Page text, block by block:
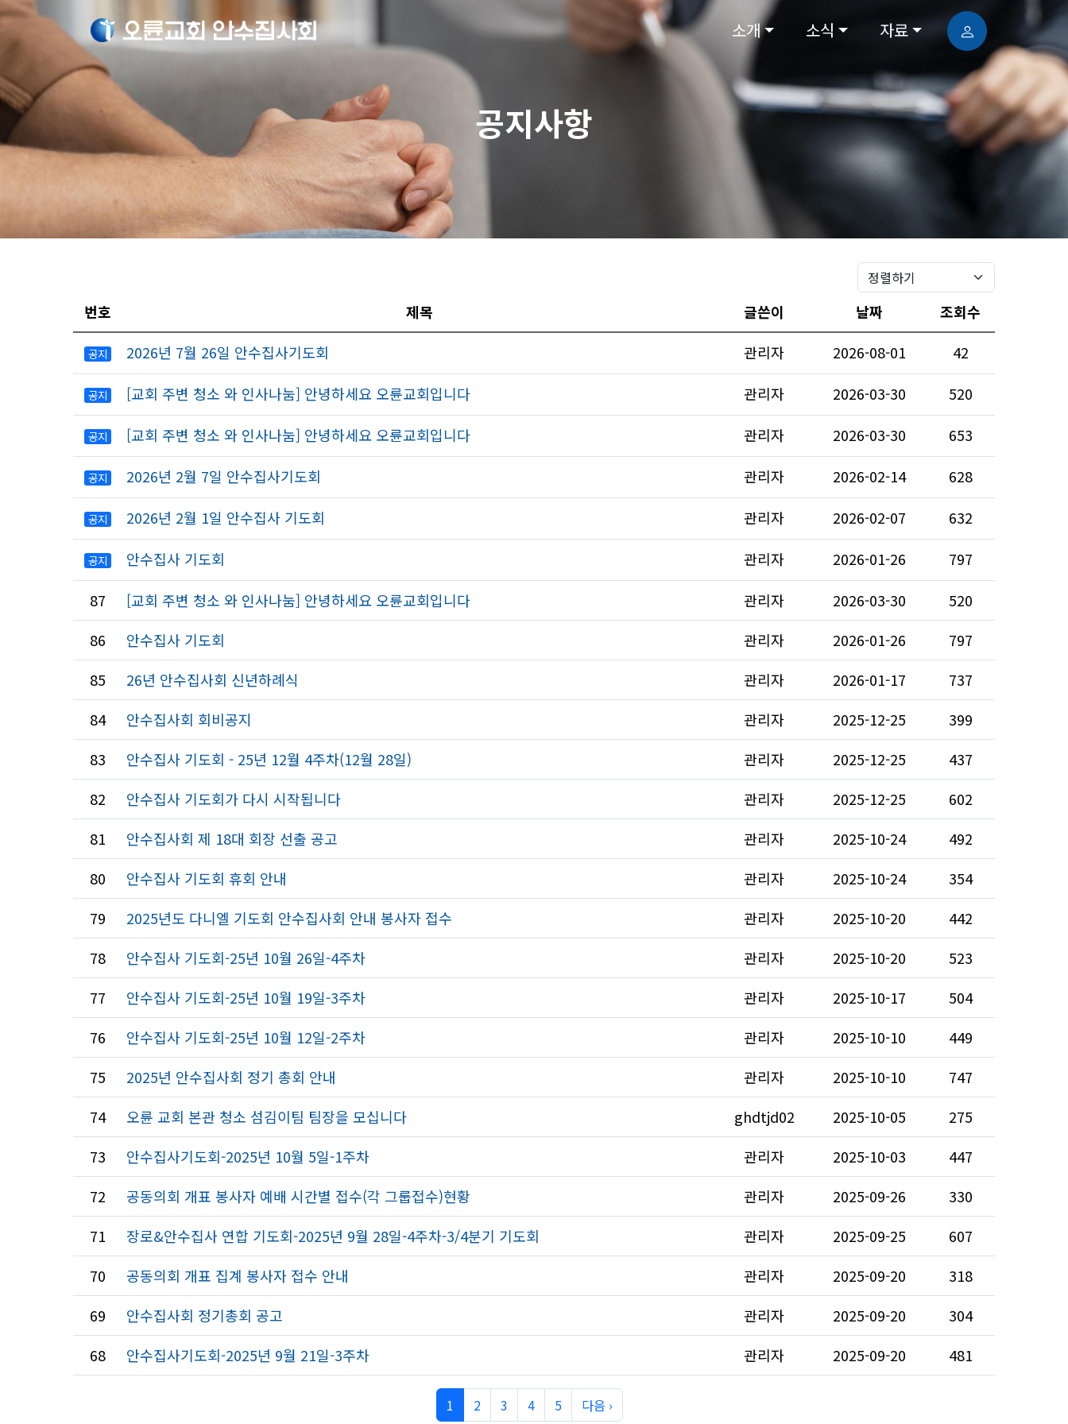
소개 소식 자료
공지사항
번호 제목 글쓴이 날짜 조회수
공지 2026년 7월 26일 안수집사기도회 관리자 2026-08-01 42
공지 [교회 주변 청소 와 인사나눔] 안녕하세요 오륜교회입니다 관리자 2026-03-30 520
공지 [교회 주변 청소 와 인사나눔] 안녕하세요 오륜교회입니다 관리자 2026-03-30 653
공지 2026년 2월 7일 안수집사기도회 관리자 2026-02-14 628
공지 2026년 2월 1일 안수집사 기도회 관리자 2026-02-07 632
공지 안수집사 기도회 관리자 2026-01-26
797
87
[교회 주변 청소 와 인사나눔] 안녕하세요 오륜교회입니다 관리자 2026-03-30
520
86
안수집사 기도회 관리자 2026-01-26
797
85
26년 안수집사회 신년하례식 관리자 2026-01-17
737
84
안수집사회 회비공지 관리자 2025-12-25
399
83
안수집사 기도회 - 25년 12월 4주차(12월 28일) 관리자 2025-12-25
437
82
안수집사 기도회가 다시 시작됩니다 관리자 2025-12-25
602
81
안수집사회 제 18대 회장 선출 공고 관리자 2025-10-24
492
80
안수집사 기도회 휴회 안내 관리자 2025-10-24
354
79
2025년도 다니엘 기도회 안수집사회 안내 봉사자 접수 관리자 2025-10-20
442
78
안수집사 기도회-25년 10월 26일-4주차 관리자 2025-10-20
523
77
안수집사 기도회-25년 10월 19일-3주차 관리자 2025-10-17
504
76
안수집사 기도회-25년 10월 12일-2주차 관리자 2025-10-10
449
75
2025년 안수집사회 정기 총회 안내 관리자 2025-10-10
747
74
오륜 교회 본관 청소 섬김이팀 팀장을 모십니다 ghdtjd02 2025-10-05
275
73
안수집사기도회-2025년 10월 5일-1주차 관리자 2025-10-03
447
72
공동의회 개표 봉사자 예배 시간별 접수(각 그룹접수)현황 관리자 2025-09-26
330
71
장로&안수집사 연합 기도회-2025년 9월 28일-4주차-3/4분기 기도회 관리자 2025-09-25
607
70
공동의회 개표 집계 봉사자 접수 안내 관리자 2025-09-20
318
69
안수집사회 정기총회 공고 관리자 2025-09-20
304
68
안수집사기도회-2025년 9월 21일-3주차 관리자 2025-09-20 481
1 2 3 4 5 다음 ›